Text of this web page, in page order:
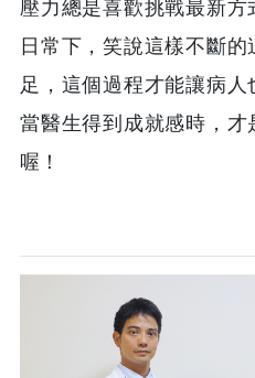
壓力總是喜歡挑戰最新
日常下，笑說這樣不斷
足，這個過程才能讓病人
當醫生得到成就感時，
喔！